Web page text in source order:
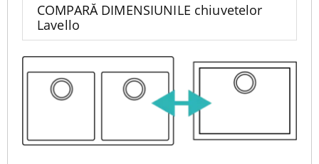
COMPARĂ DIMENSIUNILE chiuvetelor
Lavello